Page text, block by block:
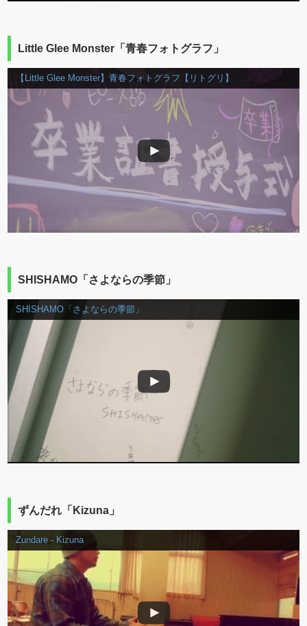
Little Glee Monster「青春フォトグラフ」
【Little Glee Monster】青春フォトグラフ【リトグリ】
SHISHAMO「さよならの季節」
SHISHAMO「さよならの季節」
ずんだれ「Kizuna」
Zundare - Kizuna